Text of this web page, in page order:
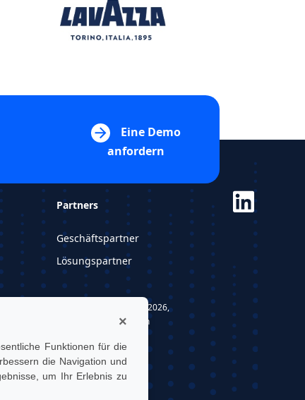
×
Funktionen für die
die Navigation und
um Ihr Erlebnis zu
Eine Demo
anfordern
Partners
Geschäftspartner
Lösungspartner
UTwin S.r.l. | © UTWIN 2026,
Alle Rechte vorbehalten